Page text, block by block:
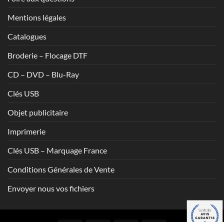
Mentions légales
Catalogues
Broderie – Flocage DTF
CD – DVD – Blu-Ray
Clés USB
Objet publicitaire
Imprimerie
Clés USB – Marquage France
Conditions Générales de Vente
Envoyer nous vos fichiers